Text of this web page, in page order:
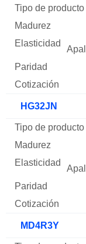
HG32JN
MD4R3Y